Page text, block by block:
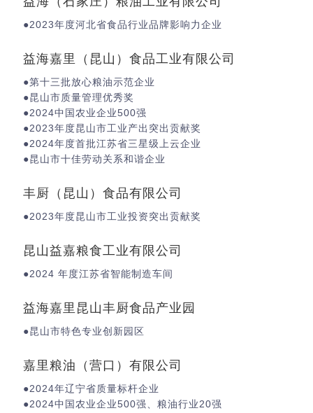
●2023年度河北省食品行业品牌影响力企业
益海嘉里（昆山）食品工业有限公司
●第十三批放心粮油示范企业
●昆山市质量管理优秀奖
●2024中国农业企业500强
●2023年度昆山市工业产出突出贡献奖
●2024年度首批江苏省三星级上云企业
●昆山市十佳劳动关系和谐企业
丰厨（昆山）食品有限公司
●2023年度昆山市工业投资突出贡献奖
昆山益嘉粮食工业有限公司
●2024 年度江苏省智能制造车间
益海嘉里昆山丰厨食品产业园
●昆山市特色专业创新园区
嘉里粮油（营口）有限公司
●2024年辽宁省质量标杆企业
●2024中国农业企业500强、粮油行业20强